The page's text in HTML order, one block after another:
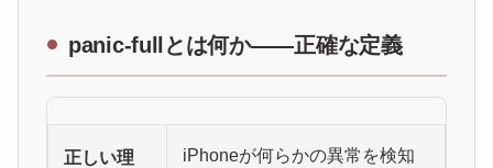
panic-fullとは何か——正確な定義
正しい理
iPhoneが何らかの異常を検知